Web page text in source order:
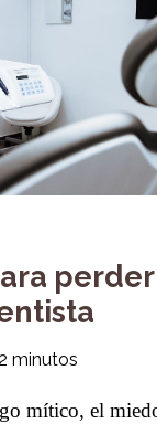
2 minutos
mítico, el